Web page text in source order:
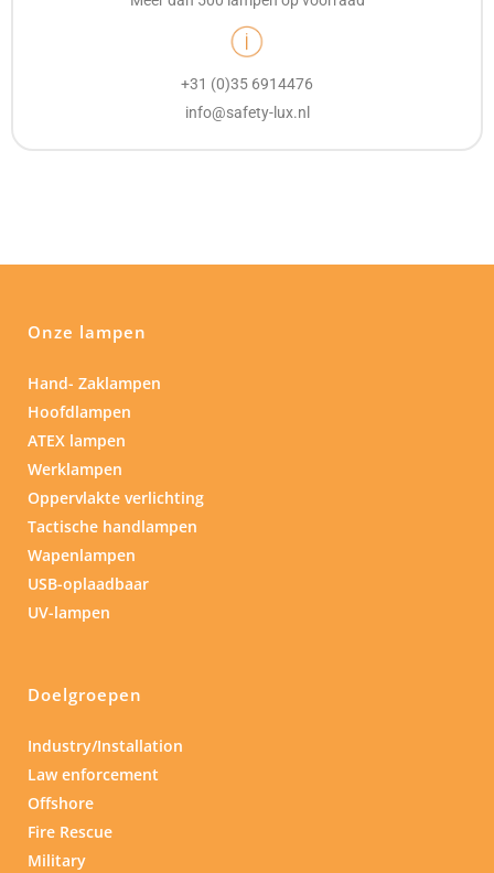
+31 (0)35 6914476
info@safety-lux.nl
Onze lampen
Hand- Zaklampen
Hoofdlampen
ATEX lampen
Werklampen
Oppervlakte verlichting
Tactische handlampen
Wapenlampen
USB-oplaadbaar
UV-lampen
Doelgroepen
Industry/Installation
Law enforcement
Offshore
Fire Rescue
Military